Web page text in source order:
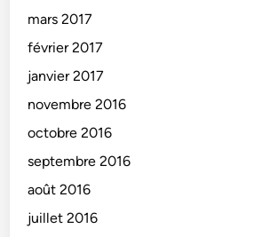
mars 2017
février 2017
janvier 2017
novembre 2016
octobre 2016
septembre 2016
août 2016
juillet 2016